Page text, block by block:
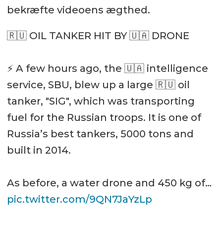
bekræfte videoens ægthed.
🇷🇺 OIL TANKER HIT BY 🇺🇦 DRONE
⚡️ A few hours ago, the 🇺🇦 intelligence
service, SBU, blew up a large 🇷🇺 oil
tanker, "SIG", which was transporting
fuel for the Russian troops. It is one of
Russia’s best tankers, 5000 tons and
built in 2014.
As before, a water drone and 450 kg of…
pic.twitter.com/9QN7JaYzLp